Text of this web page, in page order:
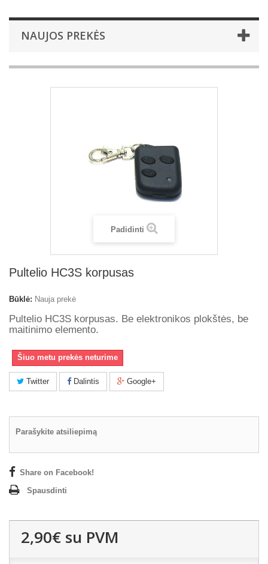
NAUJOS PREKĖS
Padidinti
Pultelio HC3S korpusas
Būklė: Nauja prekė
Pultelio HC3S korpusas. Be elektronikos plokštės, be
maitinimo elemento.
Šiuo metu prekės neturime
Twitter Dalintis Google+
Parašykite atsiliepimą
Share on Facebook!
Spausdinti
2,90€ su PVM